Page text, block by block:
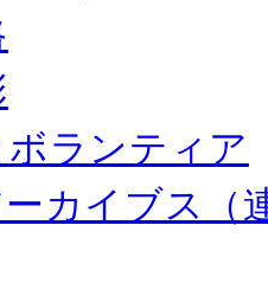
ランティア
カイブス（